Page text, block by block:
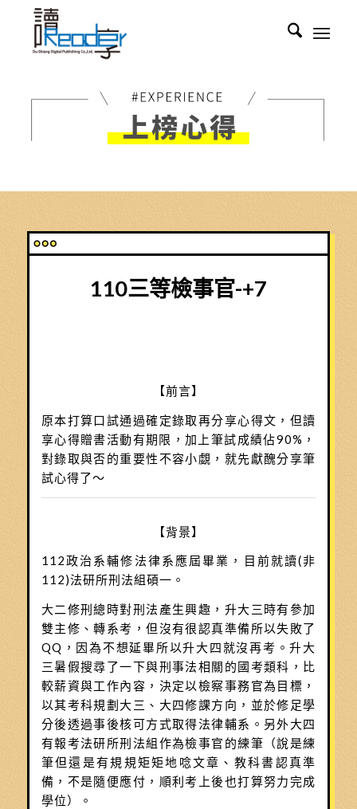
110三等檢事官-+7
【前言】
原本打算口試通過確定錄取再分享心得文，但讀
享心得贈書活動有期限，加上筆試成績佔90%，
對錄取與否的重要性不容小覷，就先獻醜分享筆
試心得了～
【背景】
112政治系輔修法律系應屆畢業，目前就讀(非
112)法研所刑法組碩一。
大二修刑總時對刑法產生興趣，升大三時有參加
雙主修、轉系考，但沒有很認真準備所以失敗了
QQ，因為不想延畢所以升大四就沒再考。升大
三暑假搜尋了一下與刑事法相關的國考類科，比
較薪資與工作內容，決定以檢察事務官為目標，
以其考科規劃大三、大四修課方向，並於修足學
分後透過事後核可方式取得法律輔系。另外大四
有報考法研所刑法組作為檢事官的練筆（說是練
筆但還是有規規矩矩地唸文章、教科書認真準
備，不是隨便應付，順利考上後也打算努力完成
學位）。